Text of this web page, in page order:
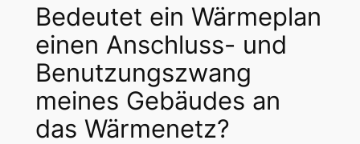
Bedeutet ein Wärmeplan
einen Anschluss- und
Benutzungszwang
meines Gebäudes an
das Wärmenetz?